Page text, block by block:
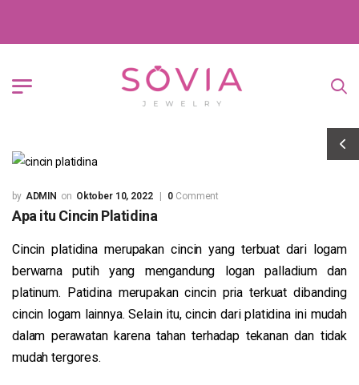
ADMIN Oktober 10, 2022 0 Comment
Apa itu Cincin Platidina
Cincin platidina merupakan cincin yang terbuat dari logam
berwarna putih yang mengandung logan palladium dan
platinum. Patidina merupakan cincin pria terkuat dibanding
cincin logam lainnya. Selain itu, cincin dari platidina ini mudah
dalam perawatan karena tahan terhadap tekanan dan tidak
mudah tergores.